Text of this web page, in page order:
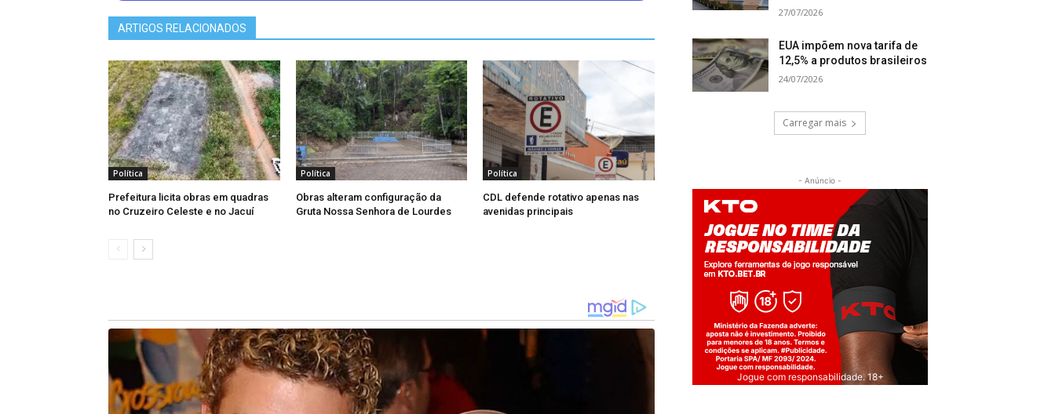
ARTIGOS RELACIONADOS
Política
Prefeitura licita obras em quadras
no Cruzeiro Celeste e no Jacuí
Política
Obras alteram configuração da
Gruta Nossa Senhora de Lourdes
Política
CDL defende rotativo apenas nas
avenidas principais
27/07/2026
EUA impõem nova tarifa de
12,5% a produtos brasileiros
24/07/2026
Carregar mais
- Anúncio -
Jogue com responsabilidade. 18+